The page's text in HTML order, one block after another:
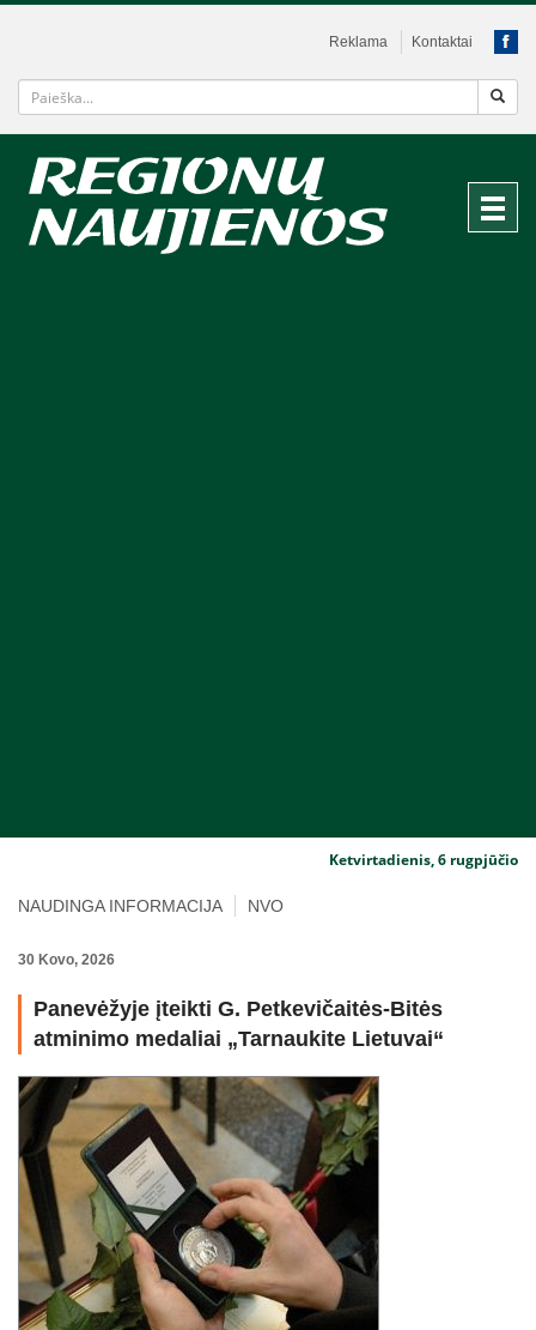
Reklama Kontaktai
Ketvirtadienis, 6 rugpjūčio
NAUDINGA INFORMACIJA NVO
30 Kovo, 2026
Panevėžyje įteikti G. Petkevičaitės-Bitės
atminimo medaliai „Tarnaukite Lietuvai“